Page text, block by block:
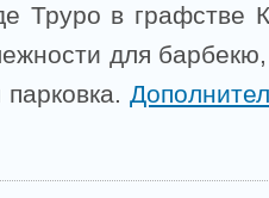
Труро в графстве
для